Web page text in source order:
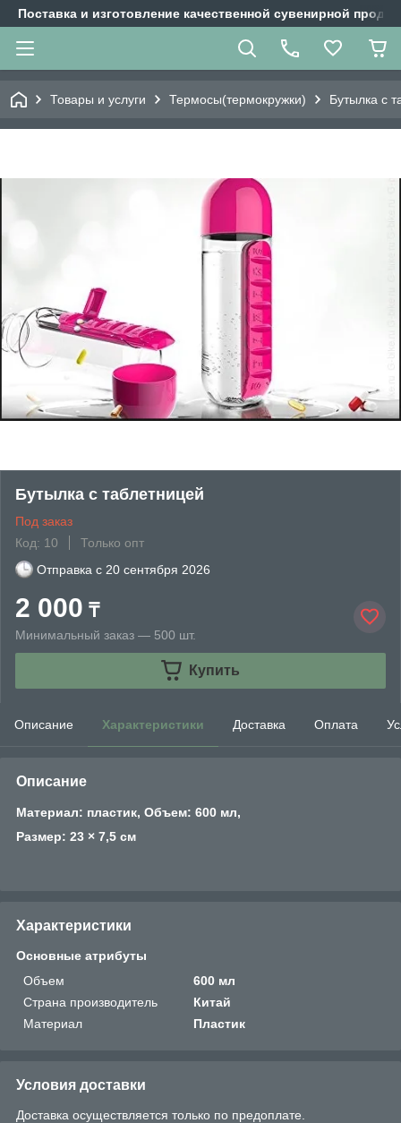
Поставка и изготовление качественной сувенирной
Товары и услуги Термосы(термокружки) Бутылка с
Бутылка с таблетницей
Под заказ
Код: 10
Только опт
Отправка с 20 сентября 2026
2 000 ₸
Минимальный заказ — 500 шт.
Купить
Описание Характеристики Доставка Оплата
Описание
Материал: пластик, Объем: 600 мл,
Размер: 23 × 7,5 см
Характеристики
Основные атрибуты
Объем
600 мл
Страна производитель
Китай
Материал
Пластик
Условия доставки
Доставка осуществляется только по предоплате.